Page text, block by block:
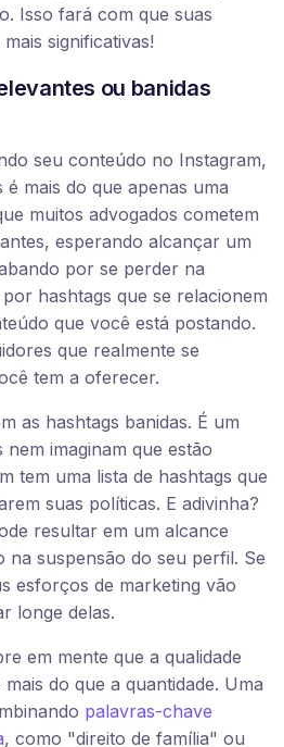
Isso fará com que suas
significativas!
ou banidas
seu conteúdo no Instagram,
mais do que apenas uma
muitos advogados cometem
esperando alcançar um
por se perder na
hashtags que se relacionem
que você está postando.
que realmente se
tem a oferecer.
as hashtags banidas. É um
imaginam que estão
tem uma lista de hashtags que
suas políticas. E adivinha?
resultar em um alcance
na suspensão do seu perfil. Se
esforços de marketing vão
longe delas.
em mente que a qualidade
do que a quantidade. Uma
palavras-chave
, como "direito de família" ou